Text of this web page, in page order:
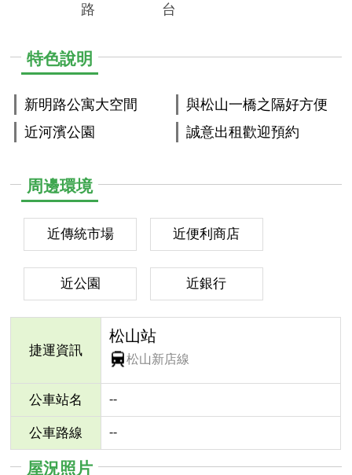
路
台
特色說明
新明路公寓大空間
近河濱公園
與松山一橋之隔好方便
誠意出租歡迎預約
周邊環境
近傳統市場 近便利商店
近公園 近銀行
捷運資訊
松山站
松山新店線
公車站名 --
公車路線 --
屋況照片